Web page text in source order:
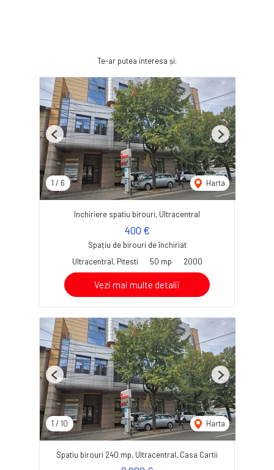
Te-ar putea interesa și:
1 / 6 Harta
Previous Next
Inchiriere spatiu birouri, Ultracentral
400 €
Spațiu de birouri de închiriat
Ultracentral, Pitesti
50 mp 2000
Vezi mai multe detalii
1 / 10 Harta
Previous Next
Spatiu birouri 240 mp, Ultracentral, Casa Cartii